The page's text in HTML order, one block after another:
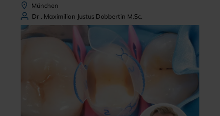
München
Dr . Maximilian Justus Dobbertin M.Sc.